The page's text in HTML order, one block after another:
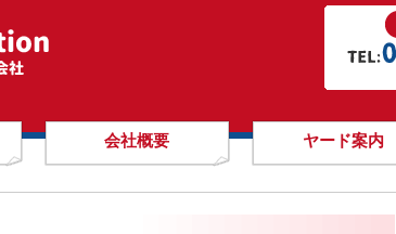
会社概要 ヤード案内